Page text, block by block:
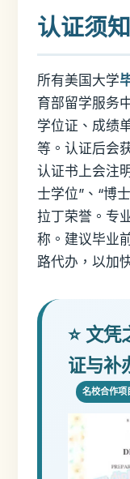
认证须知
所有美国大学
育部留学服务
学位证、成绩
等。认证后会
认证书上会注
士学位”、“博
拉丁荣誉。专
称。建议毕业
路代办，以加
⭐ 文
证与补
名校合作项